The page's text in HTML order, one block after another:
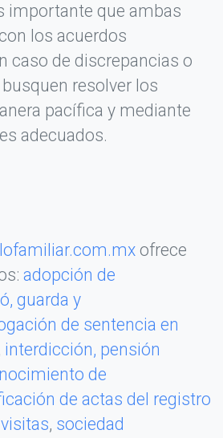
importante que ambas
los acuerdos
caso de discrepancias o
resolver los
pacífica y mediante
adecuados.
ofrece
adopción de
guarda y
de sentencia en
interdicción, pensión
de
de actas del registro
, sociedad